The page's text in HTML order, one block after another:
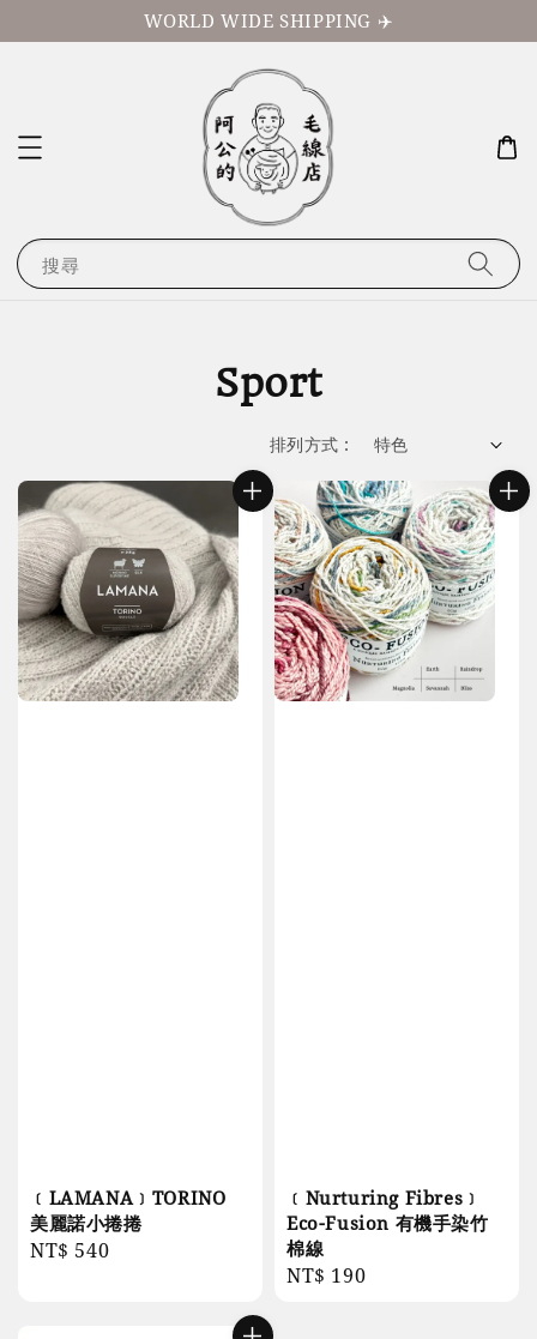
WORLD WIDE SHIPPING ✈️
搜尋
Sport
排列方式 :
﹝LAMANA﹞TORINO
美麗諾小捲捲
Regular
NT$ 540
﹝Nurturing Fibres﹞
Eco-Fusion 有機手染竹
棉線
Regular
NT$ 190